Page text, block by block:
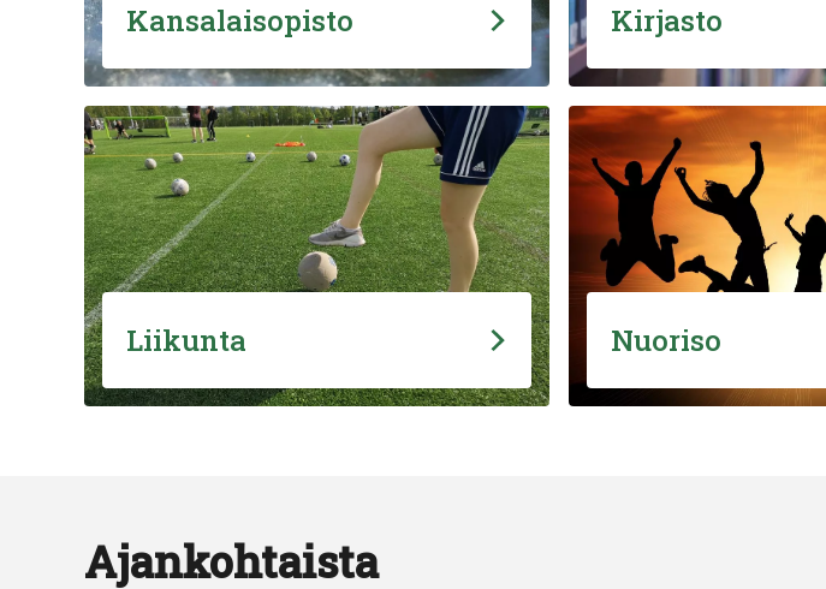
Kansalaisopisto Kirjasto
Liikunta Nuoriso
Ajankohtaista